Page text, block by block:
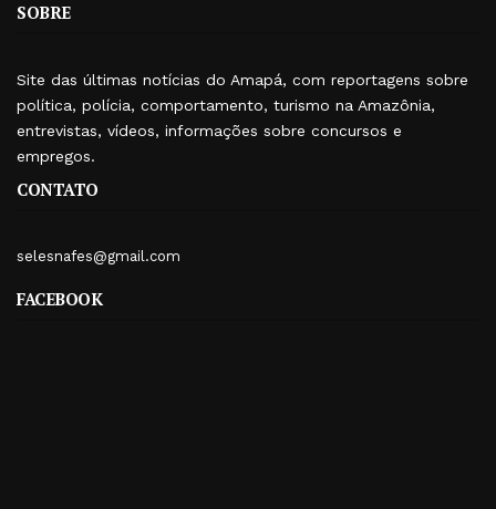
SOBRE
Site das últimas notícias do Amapá, com reportagens sobre
política, polícia, comportamento, turismo na Amazônia,
entrevistas, vídeos, informações sobre concursos e
empregos.
CONTATO
selesnafes@gmail.com
FACEBOOK